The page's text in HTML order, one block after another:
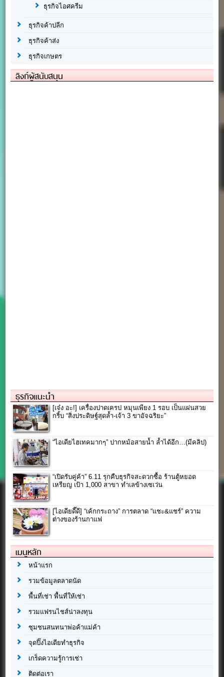
ธุรกิจไอศครีม
ธุรกิจค้าปลีก
ธุรกิจค้าส่ง
ธุรกิจเกษตร
ลิงก์ผู้สนับสนุน
ธุรกิจแนะนำ
[เจ๋ง อะ!] เครื่องปาดเครป หมุนเพียง 1 รอบ เป็นแผ่นสวย
กริ้บ “สิ่งประดิษฐ์สุดล้ำ-เจ้า 3 ขาอัจฉริยะ”
“ไอเดียไฮเทคมากๆ” ปากหม้อสายน้ำ ล้ำได้อีก…(มีคลิป)
“เปิดรับคู่ค้า” 6.11 รุกคืบธุรกิจสะดวกซื้อ ร้านตู้หยอด
เหรียญ เป้า 1,000 สาขา ทำเลข้างเซเว่น
[ไอเดียดี๊ดี] “เค้กกระถาง” การตลาด “แชะ&แชร์” ความ
ต่างของร้านกาแฟ
เมนูหลัก
หน้าแรก
รวมข้อมูลตลาดนัด
พื้นที่เช่า พื้นที่ให้เช่า
รวมแฟรนไชส์น่าลงทุน
ชุมชนสนทนาพ่อค้าแม่ค้า
จุดปิ๊งไอเดียทำธุรกิจ
เกร็ดความรู้การเช่า
ติดต่อเรา